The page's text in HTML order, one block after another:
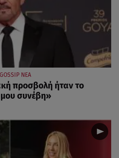
ΝΕΑ
προσβολή ήταν το
συνέβη»